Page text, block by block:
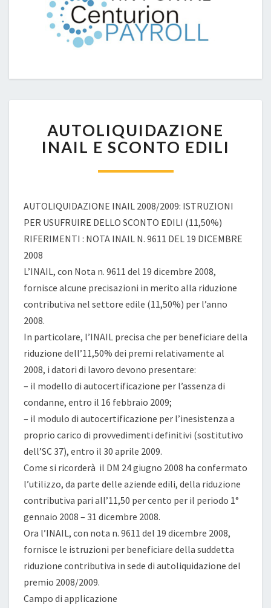
INAIL
E
SCONTO
EDILI
AUTOLIQUIDAZIONE
INAIL E SCONTO EDILI
AUTOLIQUIDAZIONE INAIL 2008/2009: ISTRUZIONI
PER USUFRUIRE DELLO SCONTO EDILI (11,50%)
RIFERIMENTI : NOTA INAIL N. 9611 DEL 19 DICEMBRE
2008
L’INAIL, con Nota n. 9611 del 19 dicembre 2008,
fornisce alcune precisazioni in merito alla riduzione
contributiva nel settore edile (11,50%) per l’anno
2008.
In particolare, l’INAIL precisa che per beneficiare della
riduzione dell’11,50% dei premi relativamente al
2008, i datori di lavoro devono presentare:
– il modello di autocertificazione per l’assenza di
condanne, entro il 16 febbraio 2009;
– il modulo di autocertificazione per l’inesistenza a
proprio carico di provvedimenti definitivi (sostitutivo
dell’SC 37), entro il 30 aprile 2009.
Come si ricorderà il DM 24 giugno 2008 ha confermato
l’utilizzo, da parte delle aziende edili, della riduzione
contributiva pari all’11,50 per cento per il periodo 1°
gennaio 2008 – 31 dicembre 2008.
Ora l’INAIL, con nota n. 9611 del 19 dicembre 2008,
fornisce le istruzioni per beneficiare della suddetta
riduzione contributiva in sede di autoliquidazione del
premio 2008/2009.
Campo di applicazione